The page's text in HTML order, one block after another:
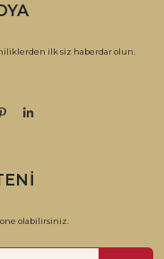
benzersiz
karışımları ve özel
anlar yaşamanızı
ilk siz haberdar olun.
olabilirsiniz.